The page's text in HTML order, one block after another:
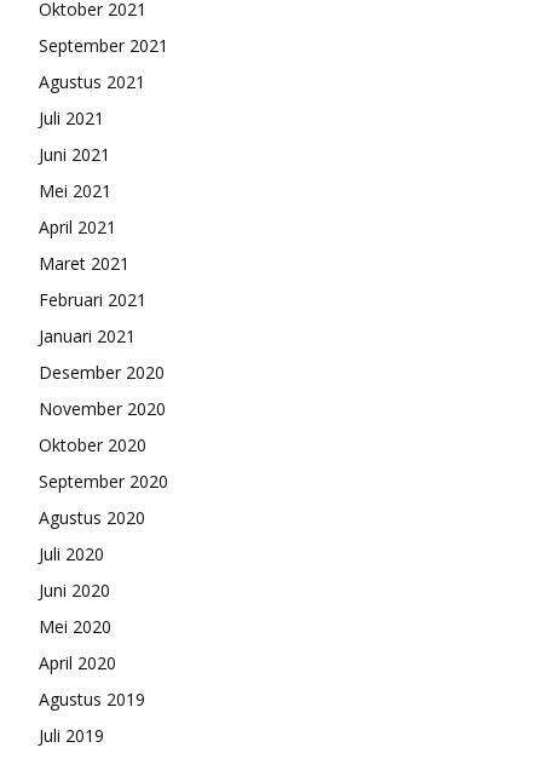
Oktober 2021
September 2021
Agustus 2021
Juli 2021
Juni 2021
Mei 2021
April 2021
Maret 2021
Februari 2021
Januari 2021
Desember 2020
November 2020
Oktober 2020
September 2020
Agustus 2020
Juli 2020
Juni 2020
Mei 2020
April 2020
Agustus 2019
Juli 2019